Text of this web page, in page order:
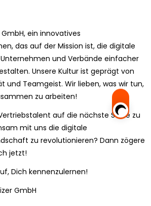
ein innovatives
das auf der Mission ist, die digitale
und Verbände einfacher
Unsere Kultur ist geprägt von
und Teamgeist. Wir lieben, was wir tun,
zu arbeiten!
auf die nächste Stufe zu
mit uns die digitale
zu revolutionieren? Dann zögere
jetzt!
Dich kennenzulernen!
GmbH